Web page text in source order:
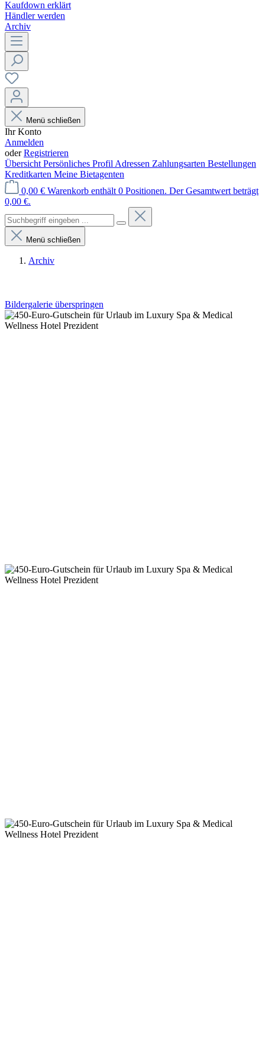
Kaufdown erklärt
Händler werden
Archiv
Menü schließen
Ihr Konto
Anmelden
oderRegistrieren
Übersicht Persönliches Profil Adressen Zahlungsarten Bestellungen
Kreditkarten Meine Bietagenten
0,00 € Warenkorb enthält 0 Positionen. Der Gesamtwert beträgt
0,00 €.
Menü schließen
Archiv
Bildergalerie überspringen